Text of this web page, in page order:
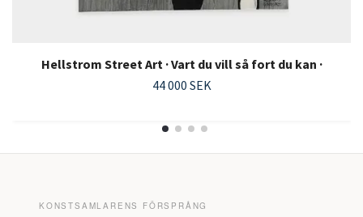
Hellstrom Street Art · Vart du vill så fort du kan ·
44 000 SEK
KONSTSAMLARENS FÖRSPRÅNG